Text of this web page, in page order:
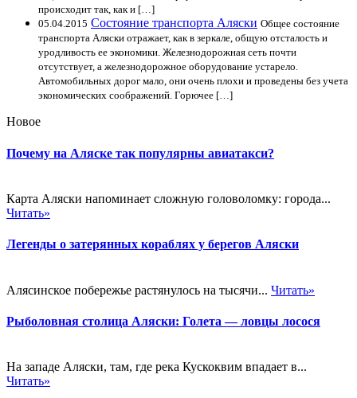
происходит так, как и […]
05.04.2015 Состояние транспорта Аляски Общее состояние
транспорта Аляски отражает, как в зеркале, общую отсталость и
уродливость ее экономики. Железнодорожная сеть почти
отсутствует, а железнодорожное оборудование устарело.
Автомобильных дорог мало, они очень плохи и проведены без учета
экономических соображений. Горючее […]
Новое
Почему на Аляске так популярны авиатакси?
Карта Аляски напоминает сложную головоломку: города...
Читать»
Легенды о затерянных кораблях у берегов Аляски
Алясинское побережье растянулось на тысячи... Читать»
Рыболовная столица Аляски: Голета — ловцы лосося
На западе Аляски, там, где река Кускоквим впадает в...
Читать»